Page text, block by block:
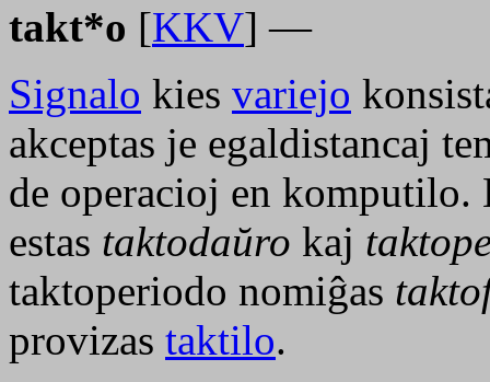
takt*o [KKV] —
Signalo kies variejo
akceptas je egaldistancaj
de operacioj en
estas taktodaŭro kaj
taktoperiodo nomiĝas
provizas taktilo.